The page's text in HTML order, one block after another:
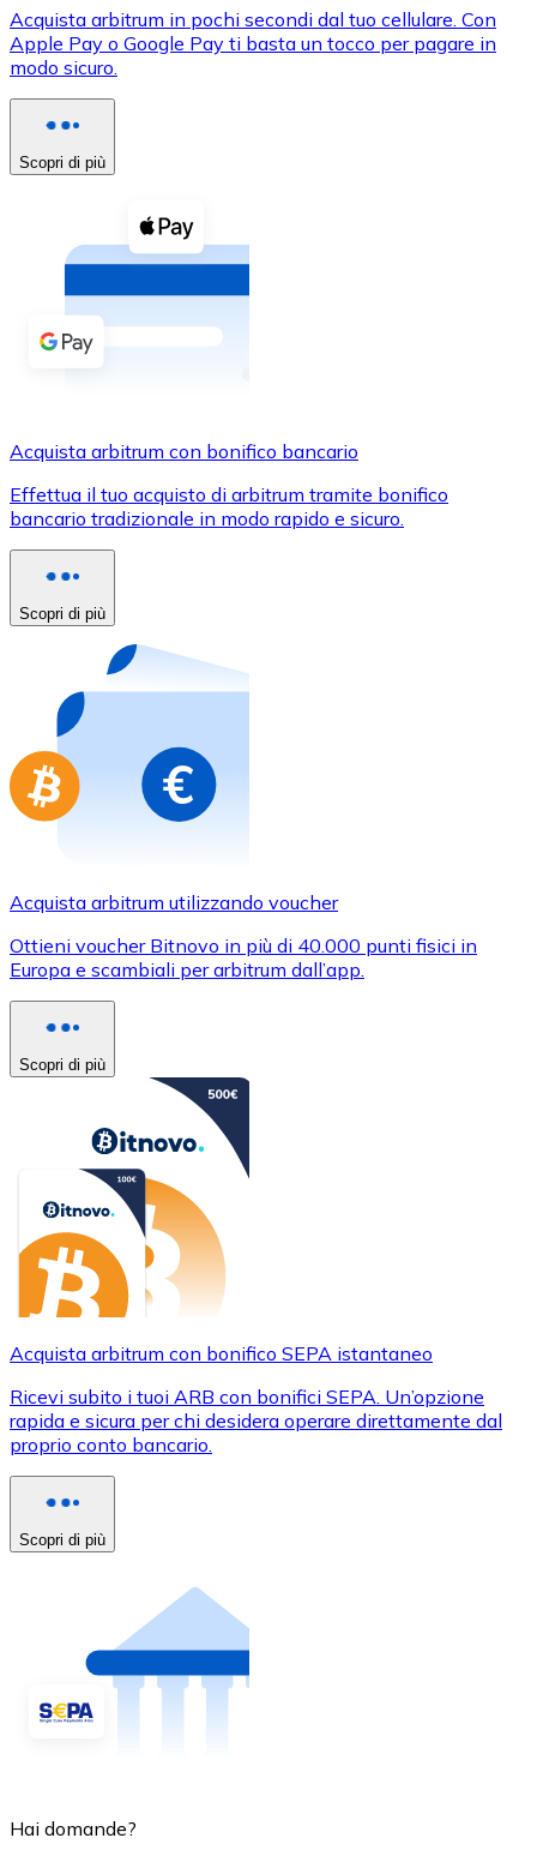
XRP
XRP
Vedi tutto
Buoni cripto
Acquista criptovalute in contanti e altri mezzi di
Acquista con contanti
Bonifico SEPA
Usa le carte Visa e Mastercard per acquistare
Acquista con carta
Acquista gift card dei tuoi marchi preferiti con
Vai al negozio di carte regalo
Acquista arbitrum in pochi secondi dal tuo cellulare. Con
Apple Pay o Google Pay ti basta un tocco per pagare in
modo sicuro.
Scopri di più
Acquista arbitrum con bonifico bancario
Effettua il tuo acquisto di arbitrum tramite bonifico
bancario tradizionale in modo rapido e sicuro.
Scopri di più
Acquista arbitrum utilizzando voucher
Ottieni voucher Bitnovo in più di 40.000 punti fisici in
Europa e scambiali per arbitrum dall’app.
Scopri di più
Acquista arbitrum con bonifico SEPA istantaneo
Ricevi subito i tuoi ARB con bonifici SEPA. Un’opzione
rapida e sicura per chi desidera operare direttamente dal
proprio conto bancario.
Scopri di più
Hai domande?